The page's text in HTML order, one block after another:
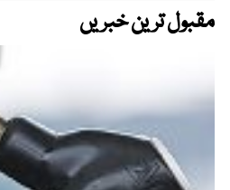
مقبول ترین خبریں